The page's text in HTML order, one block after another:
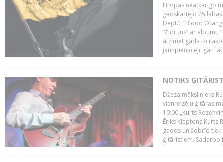
Eiropas neatkarīgo
gadskārtējo 25
Dept.”, “Blood
“Židrūns” ar albumu
atzīmēt gada
jaunpienācēji, gan
NOTIKS
Džeza mākslinieks
vienreizēju ģitāras
10:00.„Kurts
Ēriks Kleptons Kurts
gados un šobrīd
ģitāristiem.